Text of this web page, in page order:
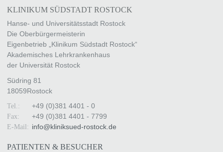
KLINIKUM SÜDSTADT ROSTOCK
Hanse- und Universitätsstadt Rostock
Die Oberbürgermeisterin
Eigenbetrieb „Klinikum Südstadt Rostock“
Akademisches Lehrkrankenhaus
der Universität Rostock
Südring 81
18059Rostock
Tel.: +49 (0)381 4401 - 0
Fax: +49 (0)381 4401 - 7799
E-Mail: info@kliniksued-rostock.de
PATIENTEN & BESUCHER